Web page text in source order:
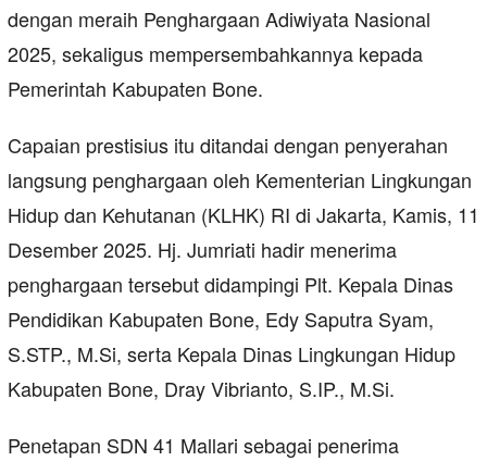
dengan meraih Penghargaan Adiwiyata Nasional
2025, sekaligus mempersembahkannya kepada
Pemerintah Kabupaten Bone.
Capaian prestisius itu ditandai dengan penyerahan
langsung penghargaan oleh Kementerian Lingkungan
Hidup dan Kehutanan (KLHK) RI di Jakarta, Kamis, 11
Desember 2025. Hj. Jumriati hadir menerima
penghargaan tersebut didampingi Plt. Kepala Dinas
Pendidikan Kabupaten Bone, Edy Saputra Syam,
S.STP., M.Si, serta Kepala Dinas Lingkungan Hidup
Kabupaten Bone, Dray Vibrianto, S.IP., M.Si.
Penetapan SDN 41 Mallari sebagai penerima